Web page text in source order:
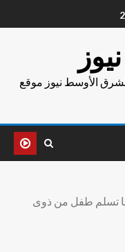
الأوسط نيوز موقع
تسلم طفل من ذوى